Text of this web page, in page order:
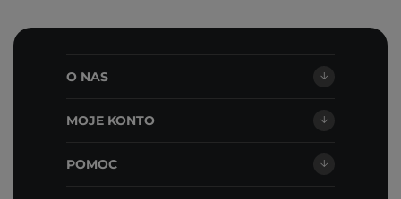
O NAS
MOJE KONTO
POMOC